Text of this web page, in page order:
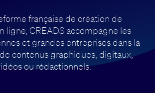
française de création de
ligne, CREADS accompagne les
et grandes entreprises dans la
contenus graphiques, digitaux,
ou rédactionnels.